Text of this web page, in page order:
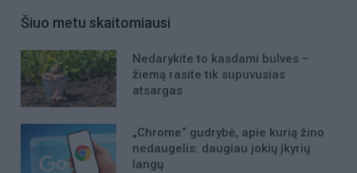
Šiuo metu skaitomiausi
Nedarykite to kasdami bulves –
žiemą rasite tik supuvusias
atsargas
„Chrome“ gudrybė, apie kurią žino
nedaugelis: daugiau jokių įkyrių
langų